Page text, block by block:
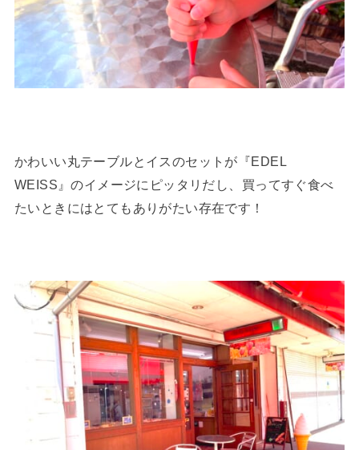
かわいい丸テーブルとイスのセットが『EDEL
WEISS』のイメージにピッタリだし、買ってすぐ食べ
たいときにはとてもありがたい存在です！